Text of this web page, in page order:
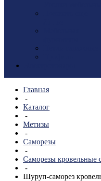
Главная
-
Каталог
-
Метизы
-
Саморезы
-
Саморезы кровельные
-
Шуруп-саморез